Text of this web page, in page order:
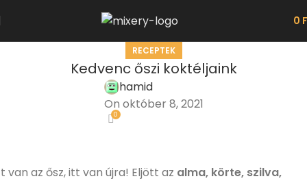
0
RECEPTEK
Kedvenc őszi koktéljaink
hamid
On október 8, 2021
0
van az ősz, itt van újra! Eljött az alma, körte, szilva,